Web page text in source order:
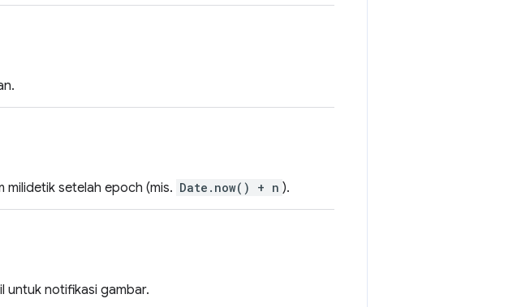
setelah epoch (mis. Date.now() + n ).
untuk notifikasi gambar.